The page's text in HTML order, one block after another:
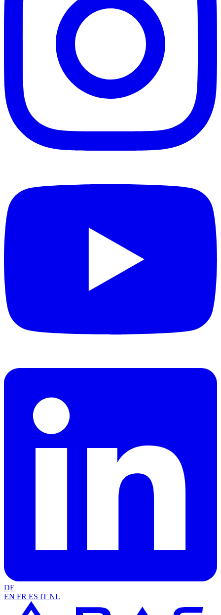
DE
EN FR ES IT NL